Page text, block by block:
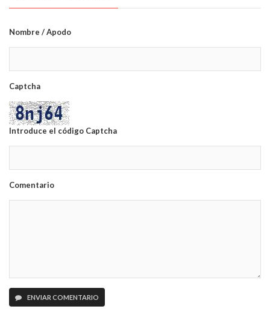
Nombre / Apodo
Captcha
Introduce el código Captcha
Comentario
ENVIAR COMENTARIO